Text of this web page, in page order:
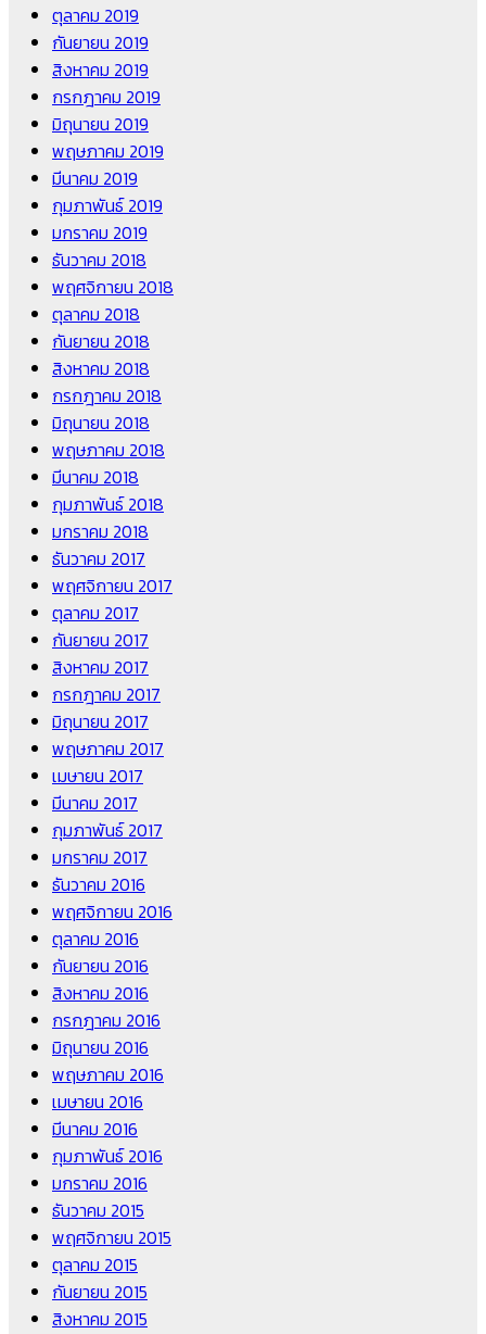
ตุลาคม 2019
กันยายน 2019
สิงหาคม 2019
กรกฎาคม 2019
มิถุนายน 2019
พฤษภาคม 2019
มีนาคม 2019
กุมภาพันธ์ 2019
มกราคม 2019
ธันวาคม 2018
พฤศจิกายน 2018
ตุลาคม 2018
กันยายน 2018
สิงหาคม 2018
กรกฎาคม 2018
มิถุนายน 2018
พฤษภาคม 2018
มีนาคม 2018
กุมภาพันธ์ 2018
มกราคม 2018
ธันวาคม 2017
พฤศจิกายน 2017
ตุลาคม 2017
กันยายน 2017
สิงหาคม 2017
กรกฎาคม 2017
มิถุนายน 2017
พฤษภาคม 2017
เมษายน 2017
มีนาคม 2017
กุมภาพันธ์ 2017
มกราคม 2017
ธันวาคม 2016
พฤศจิกายน 2016
ตุลาคม 2016
กันยายน 2016
สิงหาคม 2016
กรกฎาคม 2016
มิถุนายน 2016
พฤษภาคม 2016
เมษายน 2016
มีนาคม 2016
กุมภาพันธ์ 2016
มกราคม 2016
ธันวาคม 2015
พฤศจิกายน 2015
ตุลาคม 2015
กันยายน 2015
สิงหาคม 2015